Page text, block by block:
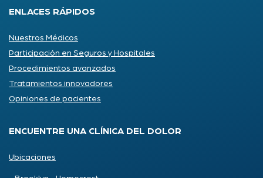
ENLACES RÁPIDOS
Nuestros Médicos
Participación en Seguros y Hospitales
Procedimientos avanzados
Tratamientos innovadores
Opiniones de pacientes
ENCUENTRE UNA CLÍNICA DEL DOLOR
Ubicaciones